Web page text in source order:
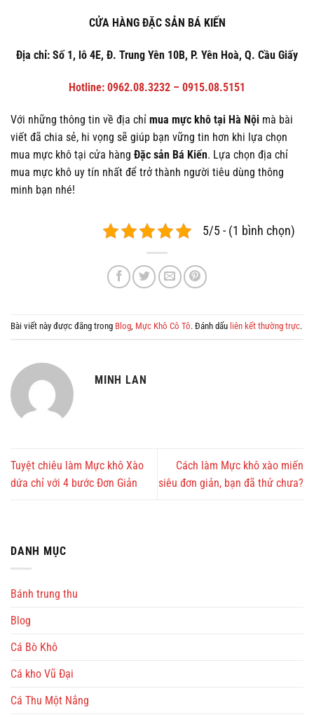
CỬA HÀNG ĐẶC SẢN BÁ KIẾN
Địa chỉ: Số 1, lô 4E, Đ. Trung Yên 10B, P. Yên Hoà, Q. Cầu Giấy
Hotline: 0962.08.3232 – 0915.08.5151
Với những thông tin về địa chỉ mua mực khô tại Hà Nội mà bài
viết đã chia sẻ, hi vọng sẽ giúp bạn vững tin hơn khi lựa chọn
mua mực khô tại cửa hàng Đặc sản Bá Kiến. Lựa chọn địa chỉ
mua mực khô uy tín nhất để trở thành người tiêu dùng thông
minh bạn nhé!
5/5 - (1 bình chọn)
Bài viết này được đăng trong Blog, Mực Khô Cô Tô. Đánh dấu liên kết thường trực.
MINH LAN
Tuyệt chiêu làm Mực khô Xào
dứa chỉ với 4 bước Đơn Giản
Cách làm Mực khô xào miến
siêu đơn giản, bạn đã thử chưa?
DANH MỤC
Bánh trung thu
Blog
Cá Bò Khô
Cá kho Vũ Đại
Cá Thu Một Nắng